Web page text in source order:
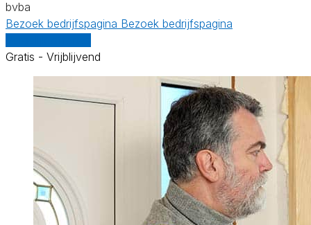
bvba
Bezoek bedrijfspagina Bezoek bedrijfspagina
Gratis - Vrijblijvend